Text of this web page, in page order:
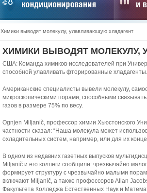
Химики выводят молекулу, улавливающую хладагент
ХИМИКИ ВЫВОДЯТ
США: Команда химиков-исследователей при
способной улавливать фторированные хладагенты.
Американские специалисты вывели молекулу,
микроскопическими порами, способными
газов в размере 75% по весу.
Ognjen Miljanič, профессор химии Хьюстонского
частности сказал: “Наша молекула может
охладительных систем, например, или для их
В одном из недавних газетных выпусков
Miljanič и его коллеги сообщили: чрезвычайно
формирует структуру с чрезвычайно малыми
включают Miljanič, а также профессоров Allan
Факультета Колледжа Естественных Наук и